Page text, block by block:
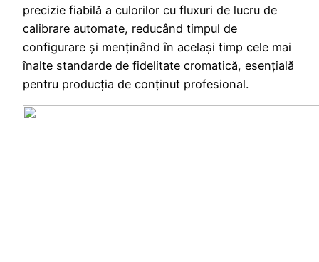
precizie fiabilă a culorilor cu fluxuri de lucru de
calibrare automate, reducând timpul de
configurare și menținând în același timp cele mai
înalte standarde de fidelitate cromatică, esențială
pentru producția de conținut profesional.